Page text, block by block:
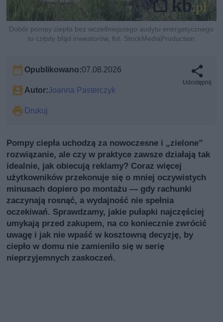
Dobór pompy ciepła bez wcześniejszego audytu energetycznego
to częsty błąd inwestorów, fot. StockMediaProduction
Opublikowano:07.08.2026
Autor:Joanna Pasterczyk
Drukuj
Udostępnij
Pompy ciepła uchodzą za nowoczesne i „zielone”
rozwiązanie, ale czy w praktyce zawsze działają tak
idealnie, jak obiecują reklamy? Coraz więcej
użytkowników przekonuje się o mniej oczywistych
minusach dopiero po montażu — gdy rachunki
zaczynają rosnąć, a wydajność nie spełnia
oczekiwań. Sprawdzamy, jakie pułapki najczęściej
umykają przed zakupem, na co koniecznie zwrócić
uwagę i jak nie wpaść w kosztowną decyzję, by
ciepło w domu nie zamieniło się w serię
nieprzyjemnych zaskoczeń.